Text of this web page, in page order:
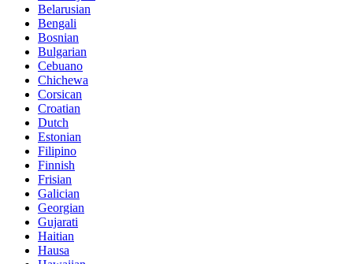
Belarusian
Bengali
Bosnian
Bulgarian
Cebuano
Chichewa
Corsican
Croatian
Dutch
Estonian
Filipino
Finnish
Frisian
Galician
Georgian
Gujarati
Haitian
Hausa